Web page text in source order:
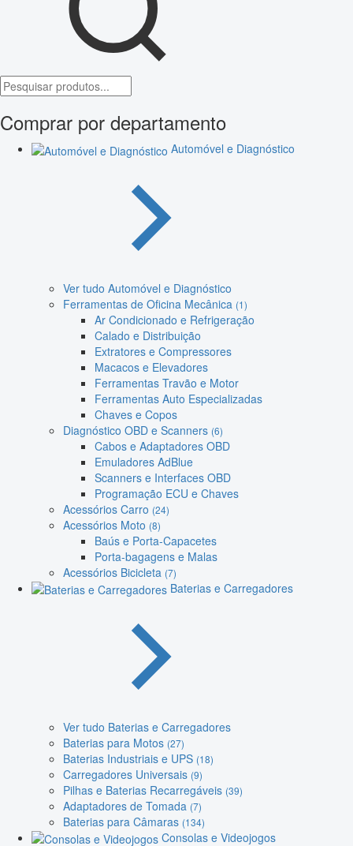
Comprar por departamento
Automóvel e Diagnóstico
Ver tudo Automóvel e Diagnóstico
Ferramentas de Oficina Mecânica (1)
Ar Condicionado e Refrigeração
Calado e Distribuição
Extratores e Compressores
Macacos e Elevadores
Ferramentas Travão e Motor
Ferramentas Auto Especializadas
Chaves e Copos
Diagnóstico OBD e Scanners (6)
Cabos e Adaptadores OBD
Emuladores AdBlue
Scanners e Interfaces OBD
Programação ECU e Chaves
Acessórios Carro (24)
Acessórios Moto (8)
Baús e Porta-Capacetes
Porta-bagagens e Malas
Acessórios Bicicleta (7)
Baterias e Carregadores
Ver tudo Baterias e Carregadores
Baterias para Motos (27)
Baterias Industriais e UPS (18)
Carregadores Universais (9)
Pilhas e Baterias Recarregáveis (39)
Adaptadores de Tomada (7)
Baterias para Câmaras (134)
Consolas e Videojogos